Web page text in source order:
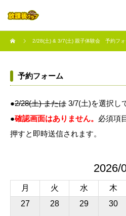
2/28(土) & 3/7(土) 親子体験会 予約フォ
予約フォーム
●2/28(土) または 3/7(土)を選択し
●確認画面はありません。 必須項
押すと即時送信されます。
2026/
月 火 水 木
27
28 29 30